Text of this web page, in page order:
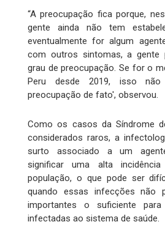
“A preocupação fica porque,
gente ainda não tem
eventualmente for algum
com outros sintomas, a gente
grau de preocupação. Se for o
Peru desde 2019, isso
preocupação de fato', observou.
Como os casos da Síndrome
considerados raros, a
surto associado a um
significar uma alta
população, o que pode ser
quando essas infecções não
importantes o suficiente
infectadas ao sistema de saúde.